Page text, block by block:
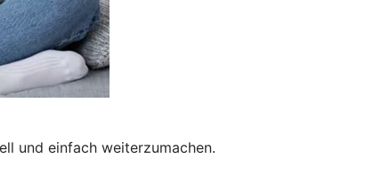
und einfach weiterzumachen.